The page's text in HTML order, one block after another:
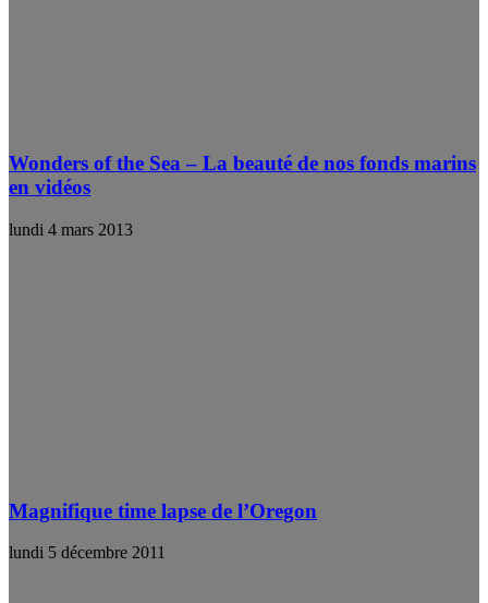
Wonders of the Sea – La beauté de nos fonds marins
en vidéos
lundi 4 mars 2013
Magnifique time lapse de l’Oregon
lundi 5 décembre 2011